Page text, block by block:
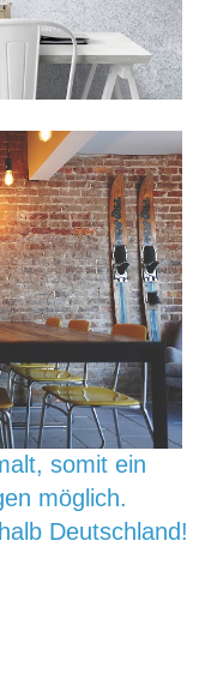
somit ein
möglich.
Deutschland!